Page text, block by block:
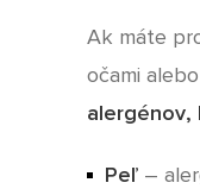
Ak máte
očami
alergénov,
Peľ –